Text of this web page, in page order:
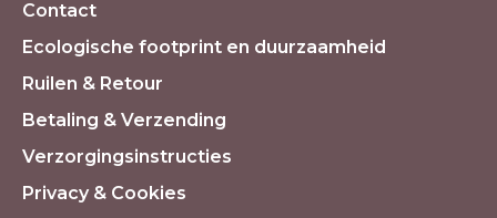
Contact
Ecologische footprint en duurzaamheid
Ruilen & Retour
Betaling & Verzending
Verzorgingsinstructies
Privacy & Cookies